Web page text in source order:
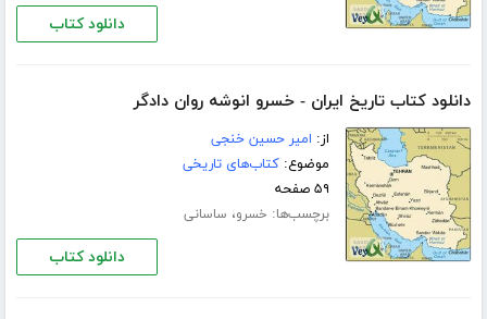
دانلود کتاب
دانلود کتاب تاریخ ایران - خسرو انوشه روان دادگر
از: امیر حسین خنجی
موضوع:کتاب‌های تاریخی
۵۹ صفحه
برچسب‌ها: خسرو، ساسانی
دانلود کتاب